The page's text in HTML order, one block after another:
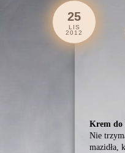
25
LIS
2012
Krem do
Nie
mazidła,